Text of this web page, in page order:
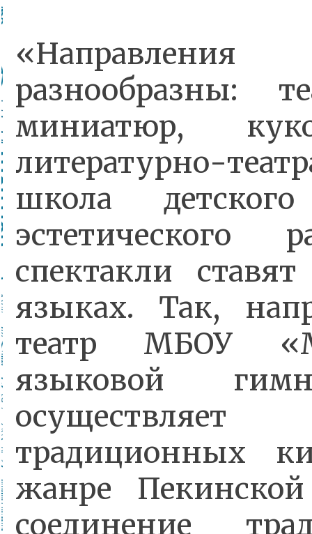
разнообразны:
миниатюр,
литературно-
школа
эстетического
спектакли
языках. Так,
театр МБОУ
языковой
традиционных
жанре
соединение